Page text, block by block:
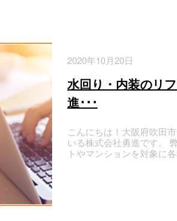
2020年10月20日
水回り・内装のリ
進･･･
こんにちは！大阪府吹田
いる株式会社勇進です。
トやマンションを対象に